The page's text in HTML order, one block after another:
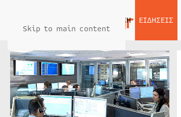
Skip to main content
ΑΡΧΙΚΗ ΕΙΔΗΣΕΙΣ